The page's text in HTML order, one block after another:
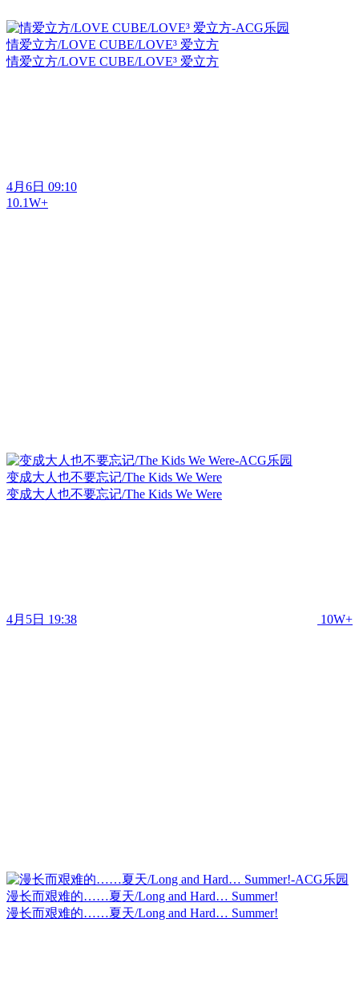
情爱立方/LOVE CUBE/LOVE³ 爱立方
情爱立方/LOVE CUBE/LOVE³ 爱立方
4月6日 09:10
10.1W+
变成大人也不要忘记/The Kids We Were
变成大人也不要忘记/The Kids We Were
4月5日 19:38 10W+
漫长而艰难的……夏天/Long and Hard… Summer!
漫长而艰难的……夏天/Long and Hard… Summer!